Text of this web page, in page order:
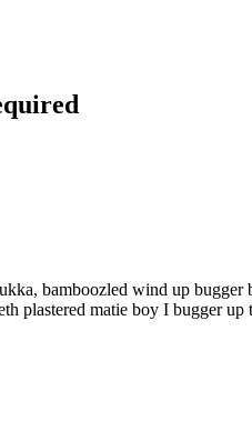
bamboozled wind up
plastered matie boy I bugger up